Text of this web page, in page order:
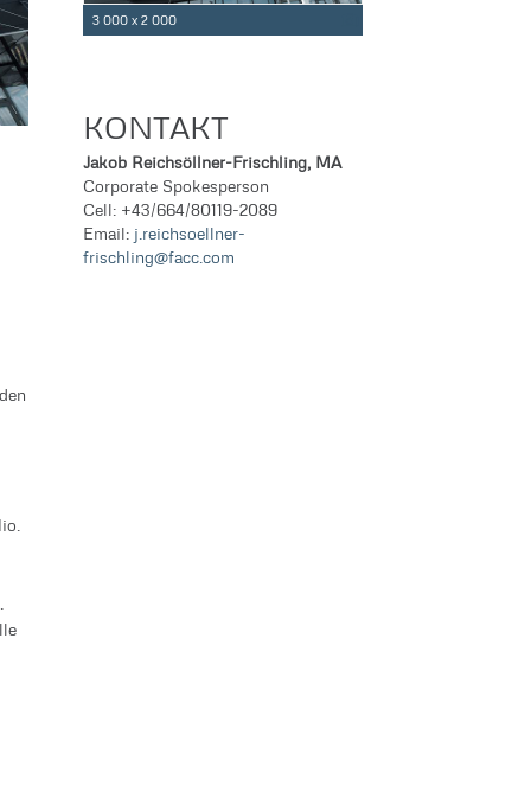
3 000 x 2 000
KONTAKT
Jakob Reichsöllner-Frischling, MA
Corporate Spokesperson
Cell: +43/664/80119-2089
Email: j.reichsoellner-
frischling@facc.com